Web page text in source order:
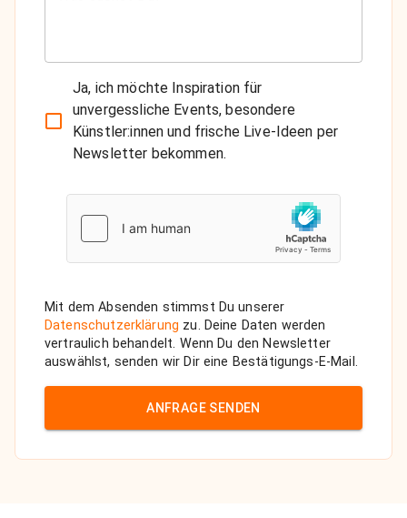
Ja, ich möchte Inspiration für
unvergessliche Events, besondere
Künstler:innen und frische Live-Ideen per
Newsletter bekommen.
Mit dem Absenden stimmst Du unserer
Datenschutzerklärung zu. Deine Daten werden
vertraulich behandelt. Wenn Du den Newsletter
auswählst, senden wir Dir eine Bestätigungs-E-Mail.
ANFRAGE SENDEN